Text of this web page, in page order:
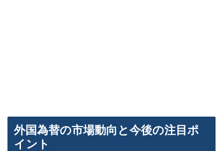
外国為替の市場動向と今後の注目ポ
イント